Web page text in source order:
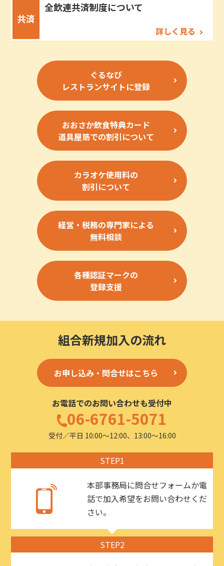
共済
全飲連共済制度について
詳しく見る
ぐるなび
レストランサイトに登録
おおさか飲食特典カード
道具屋筋での割引について
カラオケ使用料の
割引について
経営・税務の専門家による
無料相談
各種認証マークの
登録支援
組合新規加入の流れ
お申し込み・問合せはこちら
お電話でのお問い合わせも受付中
06-6761-5071
受付／平日 10:00〜12:00、13:00〜16:00
STEP1
本部事務局に問合せフォームか電
話で加入希望をお問い合わせくだ
さい。
STEP2